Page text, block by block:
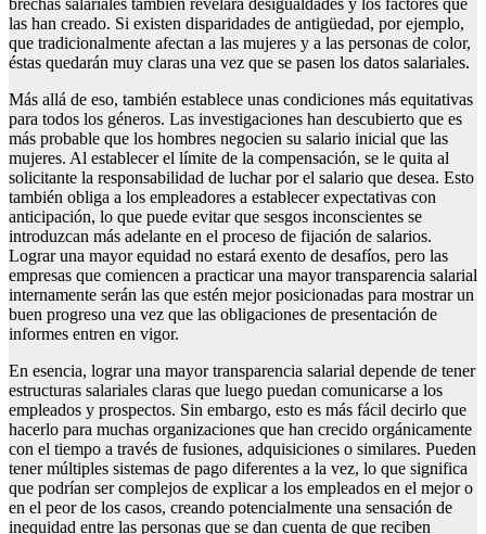
brechas salariales también revelará desigualdades y los factores que
las han creado. Si existen disparidades de antigüedad, por ejemplo,
que tradicionalmente afectan a las mujeres y a las personas de color,
éstas quedarán muy claras una vez que se pasen los datos salariales.
Más allá de eso, también establece unas condiciones más equitativas
para todos los géneros. Las investigaciones han descubierto que es
más probable que los hombres negocien su salario inicial que las
mujeres. Al establecer el límite de la compensación, se le quita al
solicitante la responsabilidad de luchar por el salario que desea. Esto
también obliga a los empleadores a establecer expectativas con
anticipación, lo que puede evitar que sesgos inconscientes se
introduzcan más adelante en el proceso de fijación de salarios.
Lograr una mayor equidad no estará exento de desafíos, pero las
empresas que comiencen a practicar una mayor transparencia salarial
internamente serán las que estén mejor posicionadas para mostrar un
buen progreso una vez que las obligaciones de presentación de
informes entren en vigor.
En esencia, lograr una mayor transparencia salarial depende de tener
estructuras salariales claras que luego puedan comunicarse a los
empleados y prospectos. Sin embargo, esto es más fácil decirlo que
hacerlo para muchas organizaciones que han crecido orgánicamente
con el tiempo a través de fusiones, adquisiciones o similares. Pueden
tener múltiples sistemas de pago diferentes a la vez, lo que significa
que podrían ser complejos de explicar a los empleados en el mejor o
en el peor de los casos, creando potencialmente una sensación de
inequidad entre las personas que se dan cuenta de que reciben